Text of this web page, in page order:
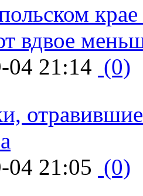
вдвое
04 21:14 (0)
04 21:05 (0)